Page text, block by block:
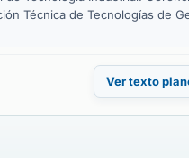
Técnica de Tecnologías de
Ver texto